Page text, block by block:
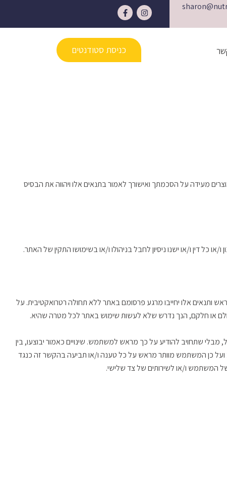
I
n
s
t
g
a
F
a
c
e
b
o
o
k
כניסת סטודנטים
מעידה על הסכמתך ואישורך לאמור בתנאים אלו ויהווה את הבסיס
דין ו/או ישנו ניסיון לחבל בניהולו ו/או בשימושו התקין של האתר.
אלו יחייבו מרגע פרסומם באתר ללא תחולה רטרואקטיבית. על
או חלקם, הנך נדרש שלא לעשות שימוש באתר לכל מטרה שהיא.
שתחויב להודיע על כך מראש למשתמש. שינויים כאמור יבוצעו, בין
ועל כן המשתמש מוותר מראש על כל טענה ו/או תביעה בהקשר זה כנגד
המשתמש ו/או לשירותים של צד שלישי.